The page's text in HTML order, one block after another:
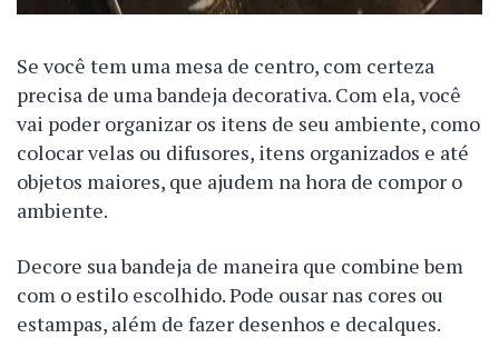
Se você tem uma mesa de centro, com certeza
precisa de uma bandeja decorativa. Com ela, você
vai poder organizar os itens de seu ambiente, como
colocar velas ou difusores, itens organizados e até
objetos maiores, que ajudem na hora de compor o
ambiente.
Decore sua bandeja de maneira que combine bem
com o estilo escolhido. Pode ousar nas cores ou
estampas, além de fazer desenhos e decalques.